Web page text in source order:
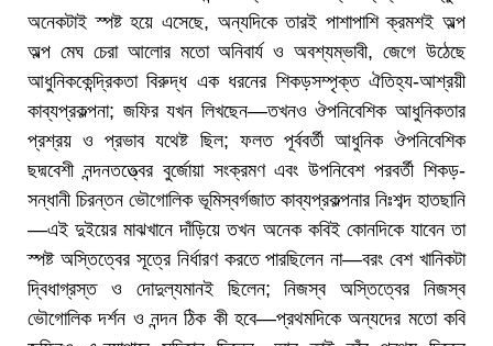
অনেকটাই স্পষ্ট হয়ে এসেছে, অন্যদিকে তারই পাশাপাশি ক্রমশই অল্প
অল্প মেঘ চেরা আলোর মতো অনিবার্য ও অবশ্যম্ভাবী, জেগে উঠেছে
আধুনিককেন্দ্রিকতা বিরুদ্ধ এক ধরনের শিকড়সম্পৃক্ত ঐতিহ্য-আশ্রয়ী
কাব্যপ্রকল্পনা; জফির যখন লিখছেন—তখনও ঔপনিবেশিক আধুনিকতার
প্রশ্রয় ও প্রভাব যথেষ্ট ছিল; ফলত পূর্ববর্তী আধুনিক ঔপনিবেশিক
ছদ্মবেশী নন্দনতত্ত্বের বুর্জোয়া সংক্রমণ এবং উপনিবেশ পরবর্তী শিকড়-
সন্ধানী চিরন্তন ভৌগোলিক ভূমিস্বর্গজাত কাব্যপ্রকল্পনার নিঃশব্দ হাতছানি
—এই দুইয়ের মাঝখানে দাঁড়িয়ে তখন অনেক কবিই কোনদিকে যাবেন তা
স্পষ্ট অস্তিত্বের সূত্রে নির্ধারণ করতে পারছিলেন না—বরং বেশ খানিকটা
দ্বিধাগ্রস্ত ও দোদুল্যমানই ছিলেন; নিজস্ব অস্তিত্বের নিজস্ব
ভৌগোলিক দর্শন ও নন্দন ঠিক কী হবে—প্রথমদিকে অন্যদের মতো কবি